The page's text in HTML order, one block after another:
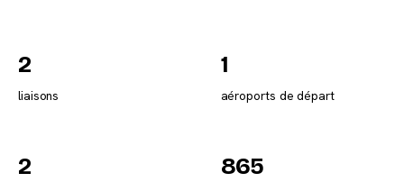
2
liaisons
1
aéroports de départ
2 865